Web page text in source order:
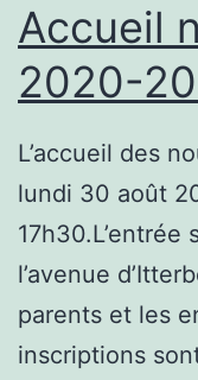
Accueil
2020-
L’accueil des
lundi 30 août
l’avenue
parents et les
inscriptions